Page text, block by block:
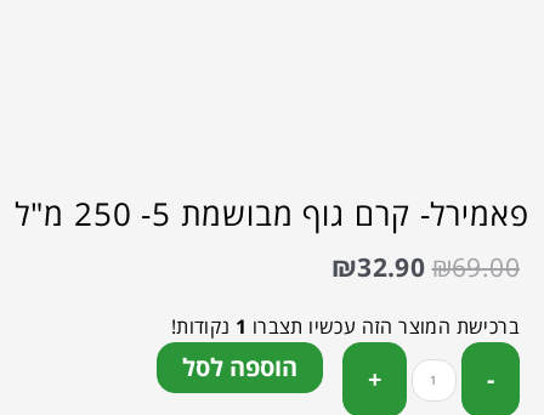
פאמירל- קרם גוף מבושמת 5- 250 מ"ל
₪69.00
₪32.90
ברכישת המוצר הזה עכשיו תצברו 1 נקודות!
הוספה לסל